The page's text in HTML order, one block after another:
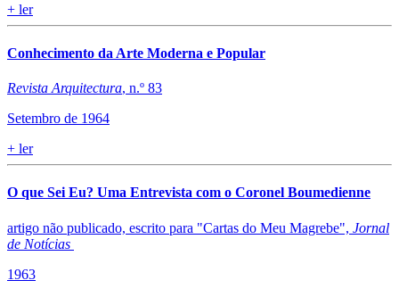
+ ler
Conhecimento da Arte Moderna e Popular
Revista Arquitectura, n.º 83
Setembro de 1964
+ ler
O que Sei Eu? Uma Entrevista com o Coronel Boumedienne
artigo não publicado, escrito para "Cartas do Meu Magrebe", Jornal
de Notícias
1963